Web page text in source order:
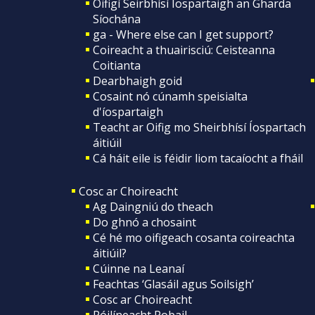
Oifigí Seirbhísí Íospartaigh an Gharda
Síochána
ga - Where else can I get support?
Coireacht a thuairisciú: Ceisteanna
Coitianta
Dearbhaigh goid
Cosaint nó cúnamh speisialta
d'íospartaigh
Teacht ar Oifig mo Sheirbhísí Íospartach
áitiúil
Cá háit eile is féidir liom tacaíocht a fháil
Cosc ar Choireacht
Ag Daingniú do theach
Do ghnó a chosaint
Cé hé mo oifigeach cosanta coireachta
áitiúil?
Cúinne na Leanaí
Feachtas ‘Glasáil agus Soilsigh’
Cosc ar Choireacht